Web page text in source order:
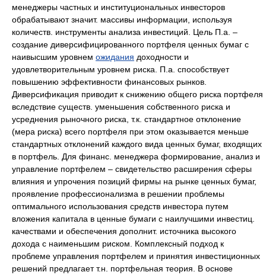
менеджеры частных и институциональных инвесторов
обрабатывают значит. массивы информации, используя
количеств. инструменты анализа инвестиций. Цель П.а. –
создание диверсифицированного портфеля ценных бумаг с
наивысшим уровнем ожидания доходности и
удовлетворительным уровнем риска. П.а. способствует
повышению эффективности финансовых рынков.
Диверсификация приводит к снижению общего риска портфеля
вследствие существ. уменьшения собственного риска и
усреднения рыночного риска, т.к. стандартное отклонение
(мера риска) всего портфеля при этом оказывается меньше
стандартных отклонений каждого вида ценных бумаг, входящих
в портфель. Для финанс. менеджера формирование, анализ и
управление портфелем – свидетельство расширения сферы
влияния и упрочения позиций фирмы на рынке ценных бумаг,
проявление профессионализма в решении проблемы
оптимального использования средств инвестора путем
вложения капитала в ценные бумаги с наилучшими инвестиц.
качествами и обеспечения дополнит. источника высокого
дохода с наименьшим риском. Комплексный подход к
проблеме управления портфелем и принятия инвестиционных
решений предлагает т.н. портфельная теория. В основе